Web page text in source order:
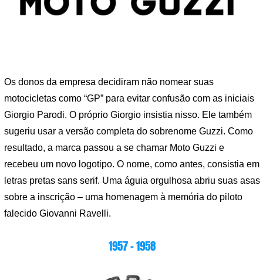
Os donos da empresa decidiram não nomear suas
motocicletas como “GP” para evitar confusão com as iniciais
Giorgio Parodi. O próprio Giorgio insistia nisso. Ele também
sugeriu usar a versão completa do sobrenome Guzzi. Como
resultado, a marca passou a se chamar Moto Guzzi e
recebeu um novo logotipo. O nome, como antes, consistia em
letras pretas sans serif. Uma águia orgulhosa abriu suas asas
sobre a inscrição – uma homenagem à memória do piloto
falecido Giovanni Ravelli.
1957 – 1958